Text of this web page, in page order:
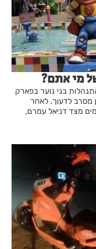
מי אתם?
בני נוער בפארק
מסרב לדעוך. לאחר
מצד דניאל עמרם,
נוקב המעורר הדים